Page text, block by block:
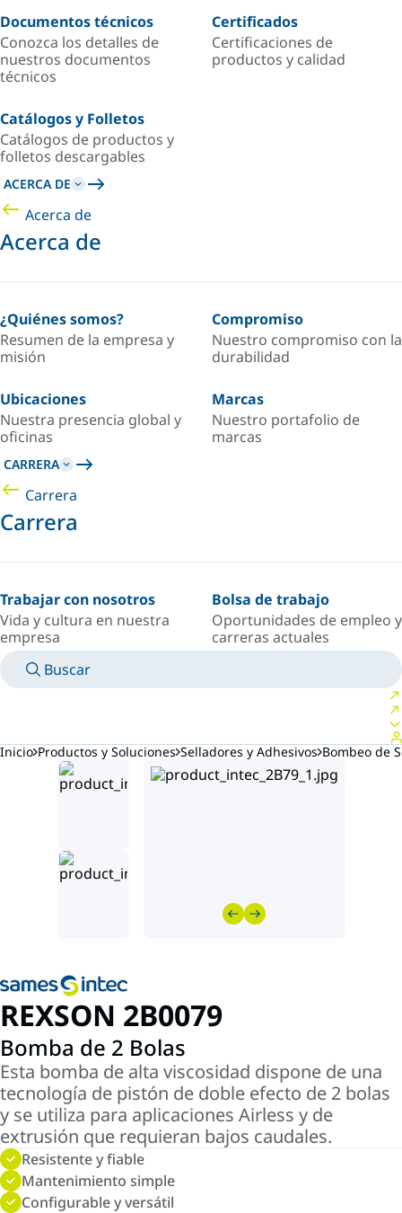
Documentos técnicos
Conozca los detalles de
nuestros documentos
técnicos
Certificados
Certificaciones de
productos y calidad
Catálogos y Folletos
Catálogos de productos y
folletos descargables
ACERCA DE
Acerca de
Acerca de
¿Quiénes somos?
Resumen de la empresa y
misión
Compromiso
Nuestro compromiso con la
durabilidad
Ubicaciones
Nuestra presencia global y
oficinas
Marcas
Nuestro portafolio de
marcas
CARRERA
Carrera
Carrera
Trabajar con nosotros
Vida y cultura en nuestra
empresa
Bolsa de trabajo
Oportunidades de empleo y
carreras actuales
Buscar
Inicio Productos y Soluciones Selladores y Adhesivos Bombeo de
REXSON 2B0079
Bomba de 2 Bolas
Esta bomba de alta viscosidad dispone de una
tecnología de pistón de doble efecto de 2 bolas
y se utiliza para aplicaciones Airless y de
extrusión que requieran bajos caudales.
Resistente y fiable
Mantenimiento simple
Configurable y versátil